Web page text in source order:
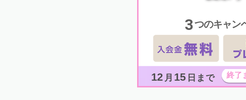
3つのキャン
12 月 15 日まで